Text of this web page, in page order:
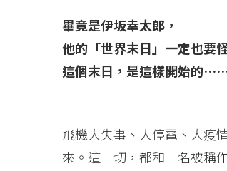
畢竟是伊坂幸太郎，
他的「世界末日」一定也要
這個末日，是這樣開始的
飛機大失事、大停電、大疫
來。這一切，都和一名被稱